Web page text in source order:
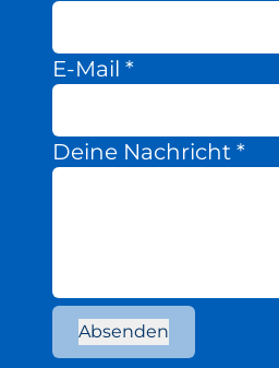
E-Mail *
Deine Nachricht *
Absenden